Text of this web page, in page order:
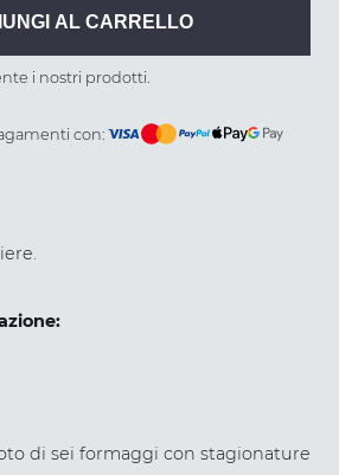
AL CARRELLO
i nostri prodotti.
con:
di sei formaggi con stagionature